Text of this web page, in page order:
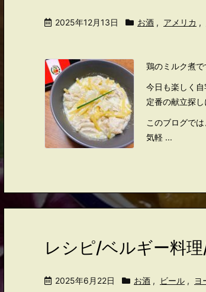
2025年12月13日 お酒 , アメリカ ,
鶏のミルク煮で
今日も楽しく自
定番の献立探し
このブログで
気軽 ...
レシピ/ベルギー料
2025年6月22日 お酒 , ビール , ヨ